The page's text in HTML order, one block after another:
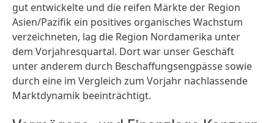
gut entwickelte und die reifen Märkte der Region
Asien/Pazifik ein positives organisches Wachstum
verzeichneten, lag die Region Nordamerika unter
dem Vorjahresquartal. Dort war unser Geschäft
unter anderem durch Beschaffungsengpässe sowie
durch eine im Vergleich zum Vorjahr nachlassende
Marktdynamik beeinträchtigt.